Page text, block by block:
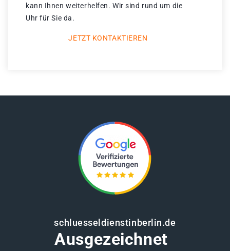
kann Ihnen weiterhelfen. Wir sind rund um die
Uhr für Sie da.
JETZT KONTAKTIEREN
schluesseldienstinberlin.de
Ausgezeichnet